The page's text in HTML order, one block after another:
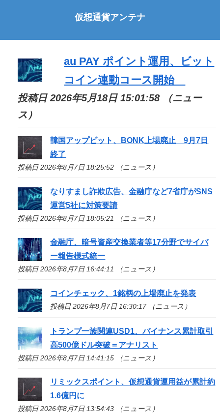
仮想通貨アンテナ
au PAY ポイント運用、ビット
コイン連動コース開始
投稿日 2026年5月18日 15:01:58 （ニュー
ス）
韓国アップビット、BONK上場廃止 9月7日
終了
投稿日 2026年8月7日 18:25:52 （ニュース）
なりすまし詐欺広告、金融庁など7省庁がSNS
運営5社に対策要請
投稿日 2026年8月7日 18:05:21 （ニュース）
金融庁、暗号資産交換業者等17分野でサイバ
ー報告様式統一
投稿日 2026年8月7日 16:44:11 （ニュース）
コインチェック、1銘柄の上場廃止を発表
投稿日 2026年8月7日 16:30:17 （ニュース）
トランプ一族関連USD1、バイナンス累計取引
高500億ドル突破＝アナリスト
投稿日 2026年8月7日 14:41:15 （ニュース）
リミックスポイント、仮想通貨運用益が累計約
1.6億円に
投稿日 2026年8月7日 13:54:43 （ニュース）